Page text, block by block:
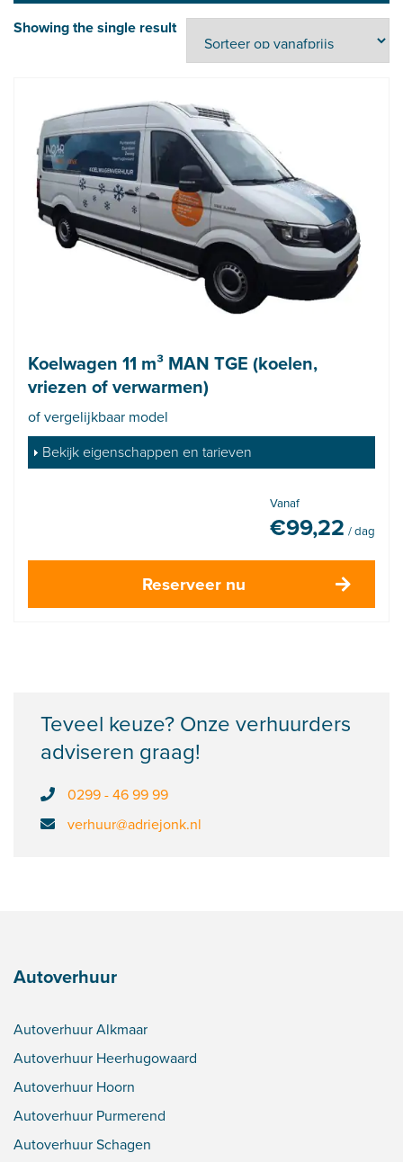
Showing the single result
Koelwagen 11 m³ MAN TGE (koelen,
vriezen of verwarmen)
of vergelijkbaar model
Bekijk eigenschappen en tarieven
Vanaf
€99,22 / dag
Reserveer nu
Teveel keuze? Onze verhuurders
adviseren graag!
0299 - 46 99 99
verhuur@adriejonk.nl
Autoverhuur
Autoverhuur Alkmaar
Autoverhuur Heerhugowaard
Autoverhuur Hoorn
Autoverhuur Purmerend
Autoverhuur Schagen